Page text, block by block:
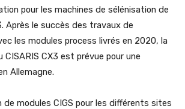
pour les machines de sélénisation de
Après le succès des travaux de
les modules process livrés en 2020, la
CISARIS CX3 est prévue pour une
Allemagne.
de modules CIGS pour les différents sites